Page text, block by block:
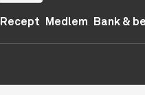
Recept Medlem Bank &